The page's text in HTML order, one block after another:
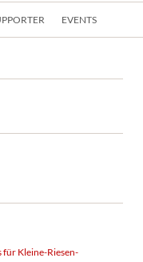
EVENTS
für Kleine-Riesen-